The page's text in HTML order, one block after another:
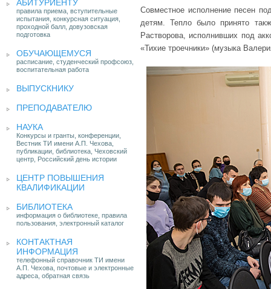
АБИТУРИЕНТУ
правила приема, вступительные
испытания, конкурсная ситуация,
проходной балл, довузовская
подготовка
ОБУЧАЮЩЕМУСЯ
расписание, студенческий профсоюз,
воспитательная работа
ВЫПУСКНИКУ
ПРЕПОДАВАТЕЛЮ
НАУКА
Конкурсы и гранты, конференции,
Вестник ТИ имени А.П. Чехова,
публикации, библиотека, Чеховский
центр, Российский день истории
ЦЕНТР ПОВЫШЕНИЯ
КВАЛИФИКАЦИИ
БИБЛИОТЕКА
информация о библиотеке, правила
пользования, электронный каталог
КОНТАКТНАЯ
ИНФОРМАЦИЯ
телефонный справочник ТИ имени
А.П. Чехова, почтовые и электронные
адреса, обратная связь
Совместное исполнение песен
детям. Тепло было принято
Растворова, исполнивших под
«Тихие троечники» (музыка